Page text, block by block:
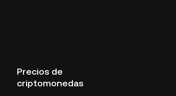
Precios de
criptomonedas